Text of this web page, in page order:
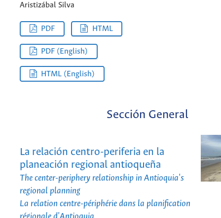
Aristizábal Silva
PDF HTML
PDF (English)
HTML (English)
Sección General
La relación centro-periferia en la
planeación regional antioqueña
The center-periphery relationship in Antioquia's
regional planning
La relation centre-périphérie dans la planification